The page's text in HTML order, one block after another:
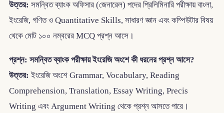
উত্তর: সমন্বিত ব্যাংক অফিসার (জেনারেল) পদের প্রিলিমিনারি পরীক্ষায় বাংলা,
ইংরেজি, গণিত ও Quantitative Skills, সাধারণ জ্ঞান এবং কম্পিউটার বিষয়
থেকে মোট ১০০ নম্বরের MCQ প্রশ্ন আসে।
প্রশ্ন: সমন্বিত ব্যাংক পরীক্ষায় ইংরেজি অংশে কী ধরনের প্রশ্ন আসে?
উত্তর: ইংরেজি অংশে Grammar, Vocabulary, Reading
Comprehension, Translation, Essay Writing, Precis
Writing এবং Argument Writing থেকে প্রশ্ন আসতে পারে।